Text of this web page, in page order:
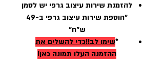
להזמנת שירות עיצוב גרפי יש לסמן
״הוספת שירות עיצוב גרפי ב-49
ש״ח״
*שימו לב!!כדי להשלים את
ההזמנה העלו תמונה כאן!